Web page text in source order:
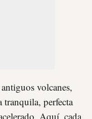
volcanes,
tranquila, perfecta
Aquí, cada